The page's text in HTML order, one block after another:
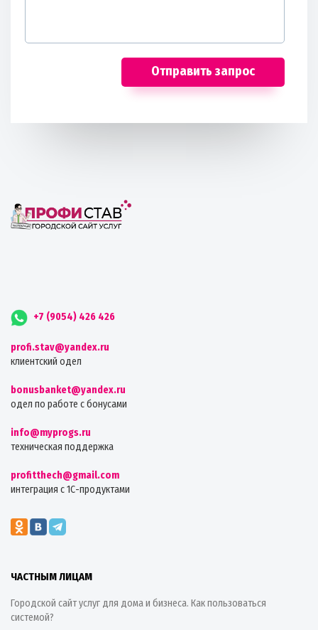
Отправить запрос
+7 (9054) 426 426
profi.stav@yandex.ru
клиентский одел
bonusbanket@yandex.ru
одел по работе с бонусами
info@myprogs.ru
техническая поддержка
profitthech@gmail.com
интеграция с 1С-продуктами
ЧАСТНЫМ ЛИЦАМ
Городской сайт услуг для дома и бизнеса. Как пользоваться
системой?